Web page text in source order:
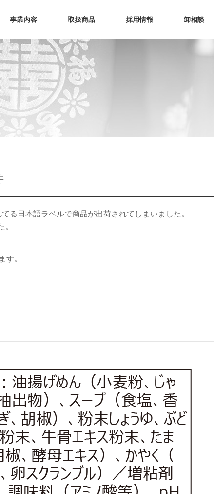
事業内容
流通・物流
海苔製造
卸販売
取扱商品
お菓子
ソース
ドリンク
ラーメン
食材料
採用情報 卸相談
る日本語ラベルで商品が出荷されてしまいました。
。
す。